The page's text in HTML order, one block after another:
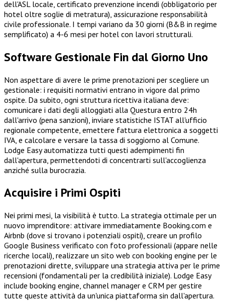
dell'ASL locale, certificato prevenzione incendi (obbligatorio per
hotel oltre soglie di metratura), assicurazione responsabilità
civile professionale. I tempi variano da 30 giorni (B&B in regime
semplificato) a 4-6 mesi per hotel con lavori strutturali.
Software Gestionale Fin dal Giorno Uno
Non aspettare di avere le prime prenotazioni per scegliere un
gestionale: i requisiti normativi entrano in vigore dal primo
ospite. Da subito, ogni struttura ricettiva italiana deve:
comunicare i dati degli alloggiati alla Questura entro 24h
dall'arrivo (pena sanzioni), inviare statistiche ISTAT all'ufficio
regionale competente, emettere fattura elettronica a soggetti
IVA, e calcolare e versare la tassa di soggiorno al Comune.
Lodge Easy automatizza tutti questi adempimenti fin
dall'apertura, permettendoti di concentrarti sull'accoglienza
anziché sulla burocrazia.
Acquisire i Primi Ospiti
Nei primi mesi, la visibilità è tutto. La strategia ottimale per un
nuovo imprenditore: attivare immediatamente Booking.com e
Airbnb (dove si trovano i potenziali ospiti), creare un profilo
Google Business verificato con foto professionali (appare nelle
ricerche locali), realizzare un sito web con booking engine per le
prenotazioni dirette, sviluppare una strategia attiva per le prime
recensioni (fondamentali per la credibilità iniziale). Lodge Easy
include booking engine, channel manager e CRM per gestire
tutte queste attività da un'unica piattaforma sin dall'apertura.